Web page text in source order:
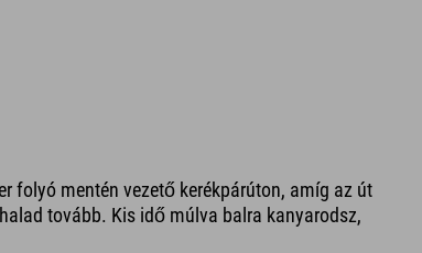
folyó mentén vezető kerékpárúton, amíg az út
tovább. Kis idő múlva balra kanyarodsz,